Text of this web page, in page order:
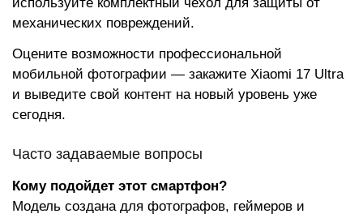
механических повреждений.
Оцените возможности профессиональной
мобильной фотографии — закажите Xiaomi 17 Ultra
и выведите свой контент на новый уровень уже
сегодня.
Часто задаваемые вопросы
Кому подойдет этот смартфон?
Модель создана для фотографов, геймеров и